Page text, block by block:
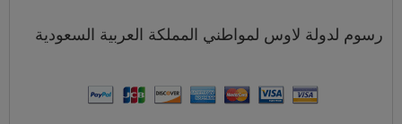
رسوم لدولة لاوس لمواطني المملكة العربية السعودية